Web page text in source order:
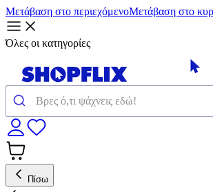
Μετάβαση στο περιεχόμενοΜετάβαση στο
Όλες οι κατηγορίες
Πίσω